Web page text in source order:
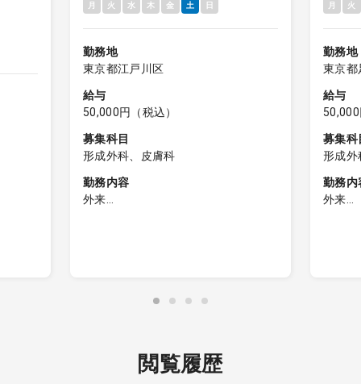
月 火 水 木 金 土 日
勤務地
東京都江戸川区
給与
50,000円（税込）
募集科目
形成外科、皮膚科
勤務内容
外来
・受付時間内（12:30）に受診された
月 火
勤務地
東京都
給与
募集科
形成外
勤務内
外来
閲覧履歴